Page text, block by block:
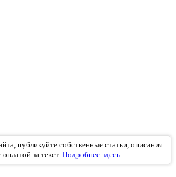
публикуйте собственные статьи, описания
за текст. Подробнее здесь.